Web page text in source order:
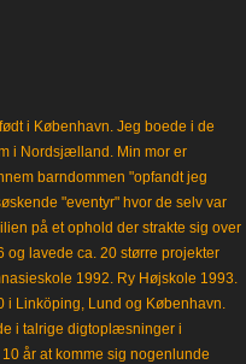
i København. Jeg boede i de
i Nordsjælland. Min mor er
barndommen "opfandt jeg
"eventyr" hvor de selv var
på et ophold der strakte sig over
og lavede ca. 20 større projekter
1992. Ry Højskole 1993.
Linköping, Lund og København.
i talrige digtoplæsninger i
år at komme sig nogenlunde